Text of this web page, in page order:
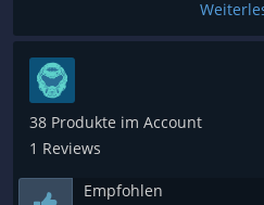
38 Produkte im Account
1 Reviews
Empfohlen